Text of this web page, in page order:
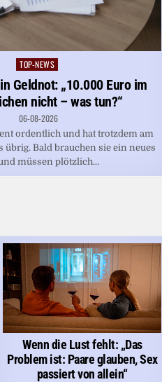
Posted
in
TOP-NEWS
Geldnot: „10.000 Euro im
nicht – was tun?“
06-08-2026
ordentlich und hat trotzdem am
übrig. Bald brauchen sie ein neues
müssen plötzlich...
Wenn die Lust fehlt: „Das
Problem ist: Paare glauben, Sex
passiert von allein“